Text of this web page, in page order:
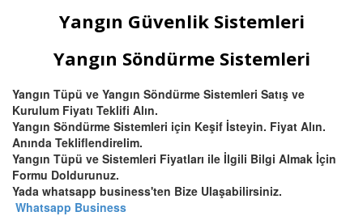
Yangın Güvenlik Sistemleri
Yangın Söndürme Sistemleri
Yangın Tüpü ve Yangın Söndürme Sistemleri Satış ve
Kurulum Fiyatı Teklifi Alın.
Yangın Söndürme Sistemleri için Keşif İsteyin. Fiyat Alın.
Anında Tekliflendirelim.
Yangın Tüpü ve Sistemleri Fiyatları ile İlgili Bilgi Almak İçin
Formu Doldurunuz.
Yada whatsapp business'ten Bize Ulaşabilirsiniz.
Whatsapp Business